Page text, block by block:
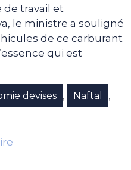
de travail et
le ministre a souligné
de ce carburant
qui est
devises , Naftal ,